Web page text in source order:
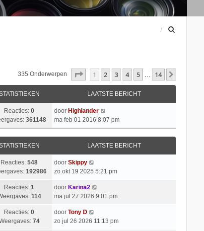
335 Onderwerpen Pagina1 Van 14
1 2 3 4 5 … 14
LAATSTE BERICHT
Reacties:0
361148
door Highlander
ma feb 01 2016 8:07 pm
LAATSTE BERICHT
Reacties:548
192986
door Skippy
zo okt 19 2025 5:21 pm
Reacties:1
114
door Karina2
ma jul 27 2026 9:01 pm
Reacties:0
74
door Tony D
zo jul 26 2026 11:13 pm